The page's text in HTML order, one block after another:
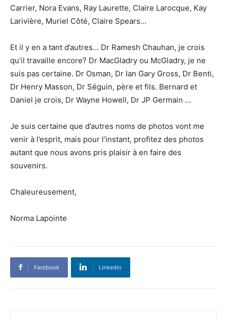
Carrier, Nora Evans, Ray Laurette, Claire Larocque, Kay
Larivière, Muriel Côté, Claire Spears…
Et il y en a tant d’autres… Dr Ramesh Chauhan, je crois
qu’il travaille encore? Dr MacGladry ou McGladry, je ne
suis pas certaine. Dr Osman, Dr Ian Gary Gross, Dr Benti,
Dr Henry Masson, Dr Séguin, père et fils. Bernard et
Daniel je crois, Dr Wayne Howell, Dr JP Germain …
Je suis certaine que d’autres noms de photos vont me
venir à l’esprit, mais pour l’instant, profitez des photos
autant que nous avons pris plaisir à en faire des
souvenirs.
Chaleureusement,
Norma Lapointe
Facebook Linkedin